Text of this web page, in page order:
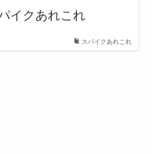
スパイクあれこれ
イクあれこれ